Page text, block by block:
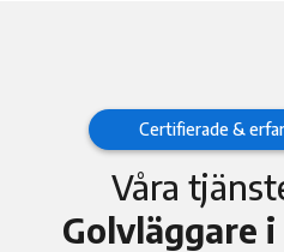
Certifierade &
Våra
Golvläggare